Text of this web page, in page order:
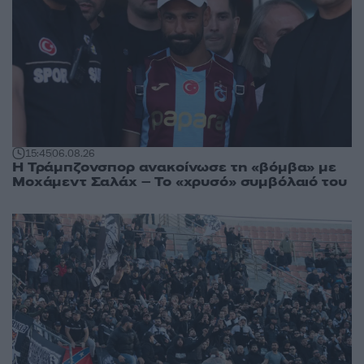
15:4506.08.26
Η Τράμπζονσπορ ανακοίνωσε τη «βόμβα» με
Μοχάμεντ Σαλάχ – Το «χρυσό» συμβόλαιό του